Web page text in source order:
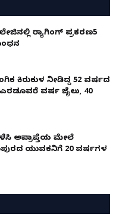
ರ‌್ಯಾಗಿಂಗ್ ಪ್ರಕರಣ5
ಕಿರುಕುಳ ನೀಡಿದ್ದ 52 ವರ್ಷದ
ವರ್ಷ ಜೈಲು, ₹40
ಅಪ್ರಾಪ್ತೆಯ ಮೇಲೆ
ಯುವಕನಿಗೆ 20 ವರ್ಷಗಳ